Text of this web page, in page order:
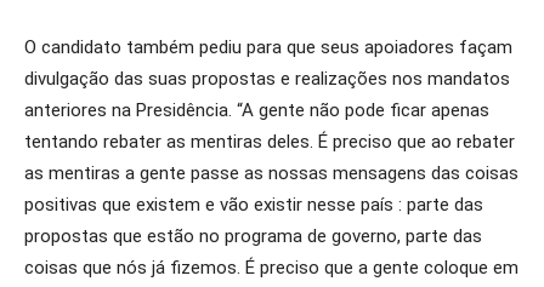
O candidato também pediu para que seus apoiadores façam
divulgação das suas propostas e realizações nos mandatos
anteriores na Presidência. “A gente não pode ficar apenas
tentando rebater as mentiras deles. É preciso que ao rebater
as mentiras a gente passe as nossas mensagens das coisas
positivas que existem e vão existir nesse país : parte das
propostas que estão no programa de governo, parte das
coisas que nós já fizemos. É preciso que a gente coloque em